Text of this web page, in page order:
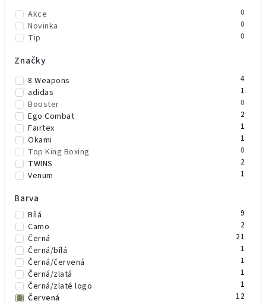
Akce 0
Novinka 0
Tip 0
Značky
8 Weapons 4
adidas 1
Booster 0
Ego Combat 2
Fairtex 1
Okami 1
Top King Boxing 0
TWINS 2
Venum 1
Barva
Bílá 9
Camo 2
Černá 21
Černá/bílá 1
Černá/červená 1
Černá/zlatá 1
Černá/zlaté logo 1
Červená 12